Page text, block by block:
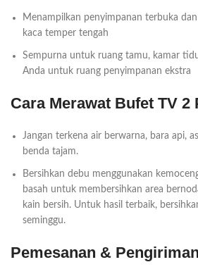
Menampilkan penyimpanan terbuka
kaca temper tengah
Sempurna untuk ruang tamu, kamar
Anda untuk ruang penyimpanan ekstra
Cara Merawat Bufet TV 2
Jangan terkena air berwarna, bara api,
benda tajam.
Bersihkan debu menggunakan
basah untuk membersihkan area
kain bersih. Untuk hasil terbaik,
seminggu.
Pemesanan & Pengiriman